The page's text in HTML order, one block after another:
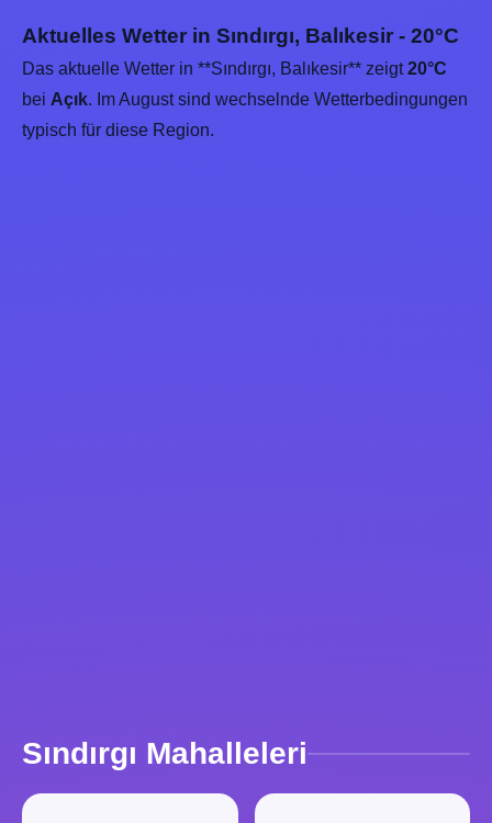
Aktuelles Wetter in Sındırgı, Balıkesir - 20°C
Das aktuelle Wetter in **Sındırgı, Balıkesir** zeigt20°C
bei Açık. Im August sind wechselnde Wetterbedingungen
typisch für diese Region.
Sındırgı Mahalleleri